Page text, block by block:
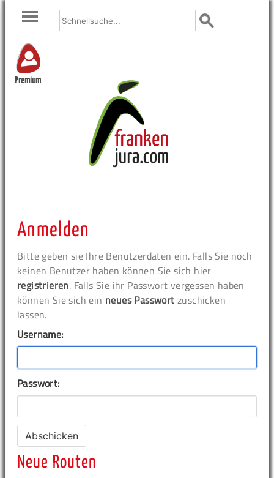
Premium
Anmelden
Bitte geben sie Ihre Benutzerdaten ein. Falls Sie noch
keinen Benutzer haben können Sie sich hier
registrieren. Falls Sie ihr Passwort vergessen haben
können Sie sich ein neues Passwort zuschicken
lassen.
Username:
Passwort:
Neue Routen